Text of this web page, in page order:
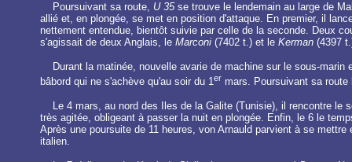
Poursuivant sa route, U 35se trouve le lendemain au large de
allié et, en plongée, se met en position d'attaque. En premier, il
nettement entendue, bientôt suivie par celle de la seconde. Deux
s'agissait de deux Anglais, le Marconi(7402 t.) et le Kerman(4397
Durant la matinée, nouvelle avarie de machine sur le sous-
bâbord qui ne s'achève qu'au soir du 1 er mars. Poursuivant sa
Le 4 mars, au nord des Iles de la Galite (Tunisie), il rencontre le
très agitée, obligeant à passer la nuit en plongée. Enfin, le 6 le
Après une poursuite de 11 heures, von Arnauld parvient à se
italien.